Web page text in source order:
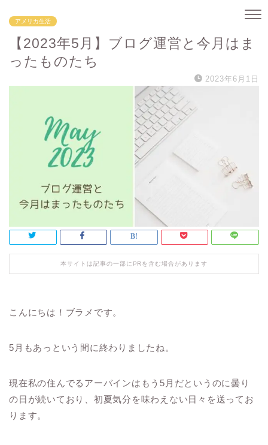
アメリカ生活
【2023年5月】ブログ運営と今月はま
ったものたち
2023年6月1日
本サイトは記事の一部にPRを含む場合があります
こんにちは！ブラメです。
5月もあっという間に終わりましたね。
現在私の住んでるアーバインはもう5月だというのに曇り
の日が続いており、初夏気分を味わえない日々を送ってお
ります。